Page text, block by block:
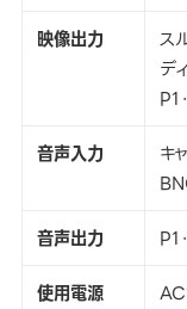
映像出力
ス
デ
P1
音声入力
キ
音声出力
P1
使用電源